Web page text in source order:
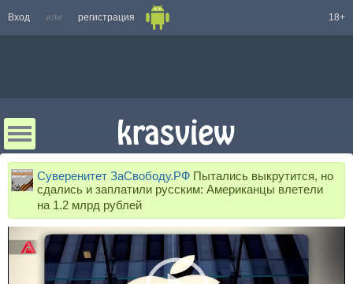
Вход или регистрация 18+
Суверенитет ЗаСвободу.РФ Пытались выкрутится, но
сдались и заплатили русским: Американцы влетели
на 1.2 млрд рублей